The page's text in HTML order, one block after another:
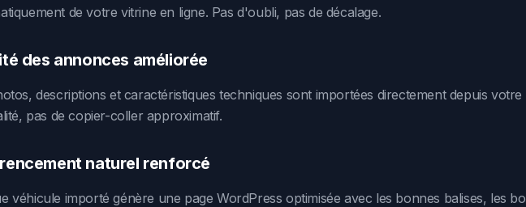
de votre vitrine en ligne. Pas d'oubli, pas de décalage.
des annonces améliorée
descriptions et caractéristiques techniques sont importées directement depuis votre
pas de copier-coller approximatif.
naturel renforcé
véhicule importé génère une page WordPress optimisée avec les bonnes balises, les